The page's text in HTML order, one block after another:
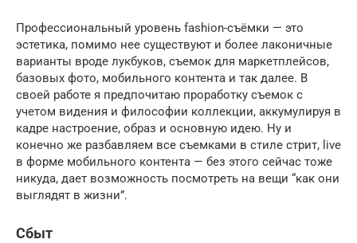
Профессиональный уровень fashion-съёмки — это
эстетика, помимо нее существуют и более лаконичные
варианты вроде лукбуков, съемок для маркетплейсов,
базовых фото, мобильного контента и так далее. В
своей работе я предпочитаю проработку съемок с
учетом видения и философии коллекции, аккумулируя в
кадре настроение, образ и основную идею. Ну и
конечно же разбавляем все съемками в стиле стрит, live
в форме мобильного контента — без этого сейчас тоже
никуда, дает возможность посмотреть на вещи “как они
выглядят в жизни”.
Сбыт